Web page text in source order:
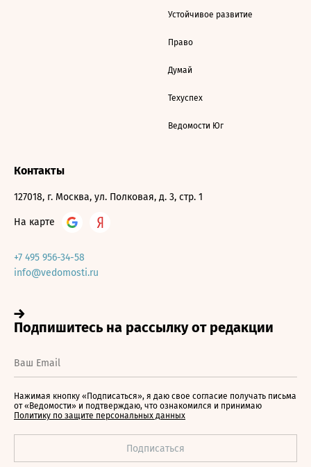
Устойчивое развитие
Право
Думай
Техуспех
Ведомости Юг
Контакты
127018, г. Москва, ул. Полковая, д. 3, стр. 1
На карте
+7 495 956-34-58
info@vedomosti.ru
Нажимая кнопку «Подписаться», я даю свое согласие получать письма
от «Ведомости» и подтверждаю, что ознакомился и принимаю
Политику по защите персональных данных